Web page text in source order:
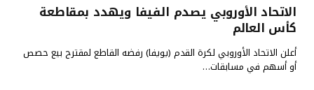
الاتحاد الأوروبي يصدم الفيفا ويهدد بمقاطعة
كأس العالم
أعلن الاتحاد الأوروبي لكرة القدم (يويفا) رفضه القاطع لمقترح بيع حصص
أو أسهم في مسابقات…